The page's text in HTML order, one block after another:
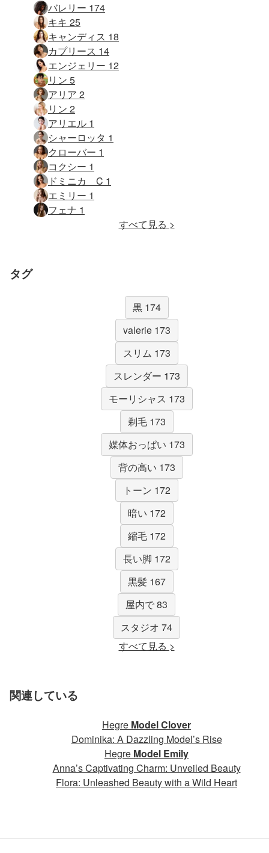
バレリー 174
キキ 25
キャンディス 18
カプリース 14
エンジェリー 12
リン 5
アリア 2
リン 2
アリエル 1
シャーロッタ 1
クローバー 1
コクシー 1
ドミニカ C 1
エミリー 1
フェナ 1
すべて見る >
タグ
黒 174
valerie 173
スリム 173
スレンダー 173
モーリシャス 173
剃毛 173
媒体おっぱい 173
背の高い 173
トーン 172
暗い 172
縮毛 172
長い脚 172
黒髪 167
屋内で 83
スタジオ 74
すべて見る >
関連している
Hegre Model Clover
Dominika: A Dazzling Model’s Rise
Hegre Model Emily
Anna’s Captivating Charm: Unveiled Beauty
Flora: Unleashed Beauty with a Wild Heart